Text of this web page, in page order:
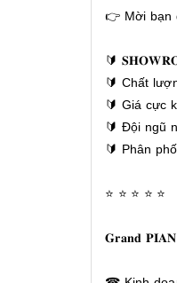
👉 Mời bạn
🔰
🔰 Chất
🔰 Giá cực
🔰 Đội ngũ
🔰 Phân
⭐ ⭐ ⭐ ⭐ ⭐
𝐆𝐫𝐚𝐧𝐝